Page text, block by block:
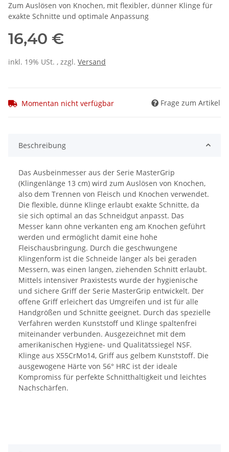
Zum Auslösen von Knochen, mit flexibler, dünner Klinge für
exakte Schnitte und optimale Anpassung
16,40 €
inkl. 19% USt. , zzgl. Versand
Momentan nicht verfügbar Frage zum Artikel
Beschreibung
Das Ausbeinmesser aus der Serie MasterGrip
(Klingenlänge 13 cm) wird zum Auslösen von Knochen,
also dem Trennen von Fleisch und Knochen verwendet.
Die flexible, dünne Klinge erlaubt exakte Schnitte, da
sie sich optimal an das Schneidgut anpasst. Das
Messer kann ohne verkanten eng am Knochen geführt
werden und ermöglicht damit eine hohe
Fleischausbringung. Durch die geschwungene
Klingenform ist die Schneide länger als bei geraden
Messern, was einen langen, ziehenden Schnitt erlaubt.
Mittels intensiver Praxistests wurde der hygienische
und sichere Griff der Serie MasterGrip entwickelt. Der
offene Griff erleichert das Umgreifen und ist für alle
Handgrößen und Schnitte geeignet. Durch das spezielle
Verfahren werden Kunststoff und Klinge spaltenfrei
miteinander verbunden. Ausgezeichnet mit dem
amerikanischen Hygiene- und Qualitätssiegel NSF.
Klinge aus X55CrMo14, Griff aus gelbem Kunststoff. Die
ausgewogene Härte von 56° HRC ist der ideale
Kompromiss für perfekte Schnitthaltigkeit und leichtes
Nachschärfen.